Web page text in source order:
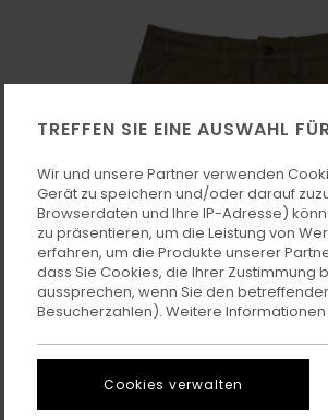
TREFFEN SIE EINE AUSWAHL
Wir und unsere Partner verwenden
Gerät zu speichern und/oder darauf
Browserdaten und Ihre IP-Adresse)
zu präsentieren, um die Leistung von
erfahren, um die Produkte unserer
dass Sie Cookies, die Ihrer
aussprechen, wenn Sie den
Besucherzahlen). Weitere Informationen
Cookies verwalten